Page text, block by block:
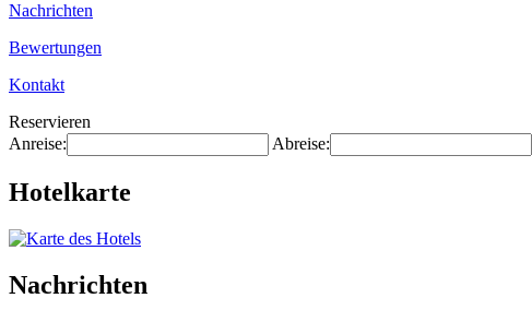
Nachrichten
Bewertungen
Kontakt
Reservieren
Anreise:
Abreise:
Hotelkarte
Nachrichten